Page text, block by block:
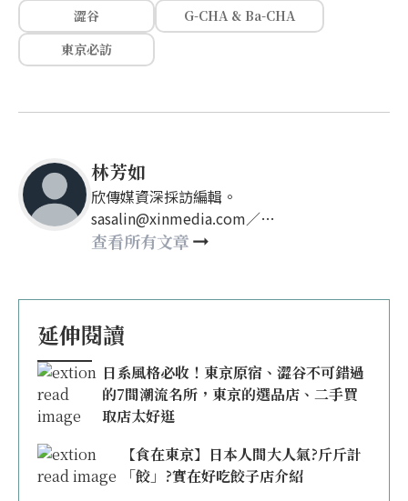
澀谷
G-CHA & Ba-CHA
東京必訪
林芳如
欣傳媒資深採訪編輯。
sasalin@xinmedia.com／
happy21917@gmail.com
查看所有文章
延伸閱讀
日系風格必收！東京原宿、澀谷不可錯過
的7間潮流名所，東京的選品店、二手買
取店太好逛
【食在東京】日本人間大人氣?斤斤計
「餃」?實在好吃餃子店介紹